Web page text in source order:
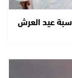
عيد العرش